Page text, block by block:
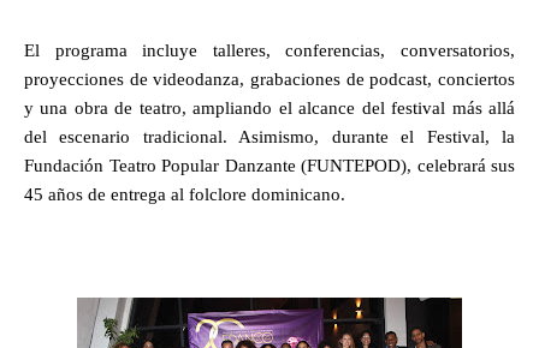
El programa incluye talleres, conferencias, conversatorios,
proyecciones de videodanza, grabaciones de podcast, conciertos
y una obra de teatro, ampliando el alcance del festival más allá
del escenario tradicional. Asimismo, durante el Festival, la
Fundación Teatro Popular Danzante (FUNTEPOD), celebrará sus
45 años de entrega al folclore dominicano.